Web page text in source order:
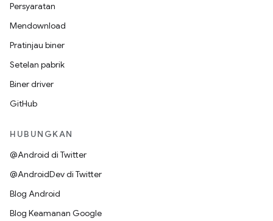
Persyaratan
Mendownload
Pratinjau biner
Setelan pabrik
Biner driver
GitHub
HUBUNGKAN
@Android di Twitter
@AndroidDev di Twitter
Blog Android
Blog Keamanan Google